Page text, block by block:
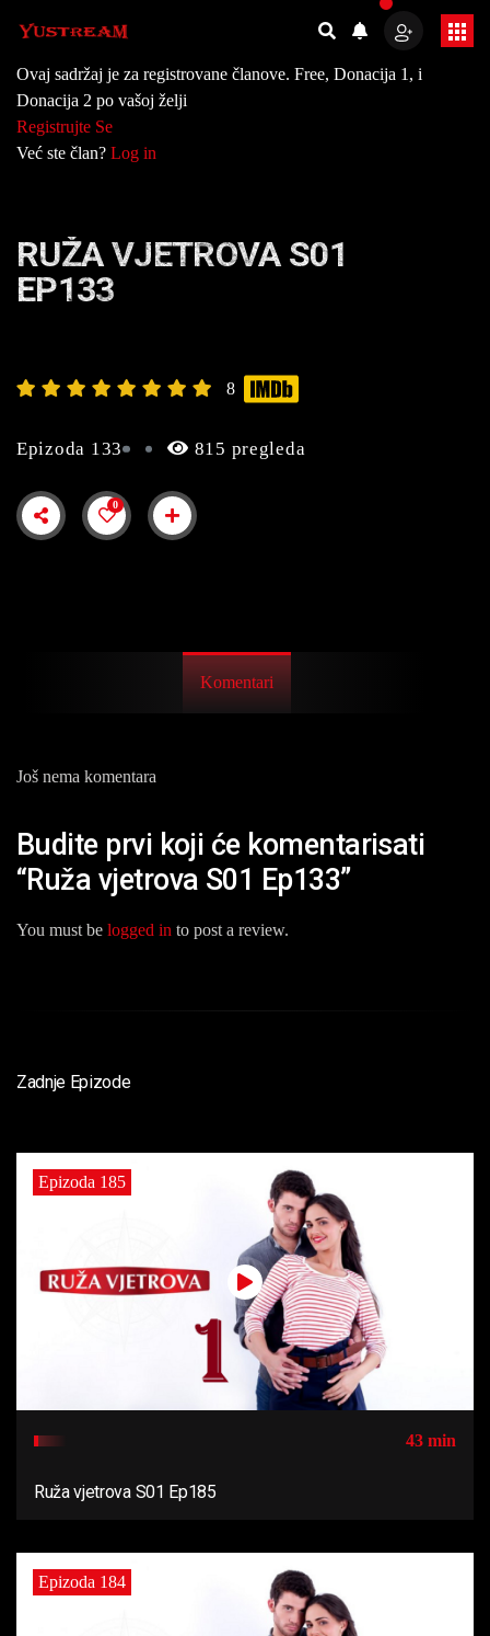
Ovaj sadržaj je za registrovane članove. Free, Donacija 1, i
Donacija 2 po vašoj želji
Registrujte Se
Već ste član? Log in
RUŽA VJETROVA S01
EP133
8
Epizoda 133 815 pregleda
0
Komentari
Još nema komentara
Budite prvi koji će komentarisati
“Ruža vjetrova S01 Ep133”
You must be logged in to post a review.
Zadnje Epizode
Epizoda 185
43 min
Ruža vjetrova S01 Ep185
Epizoda 184